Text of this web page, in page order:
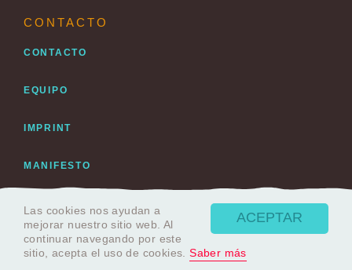
CONTACTO
CONTACTO
EQUIPO
IMPRINT
MANIFESTO
ACEPTAR
Las cookies nos ayudan a
mejorar nuestro sitio web. Al
continuar navegando por este
sitio, acepta el uso de cookies.Saber más